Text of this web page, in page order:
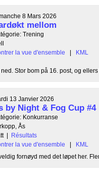
8 Mars 2026
mellom
Trening
la vue d'ensemble
| KML
Stor bom på 16. post, og ellers
13 Janvier 2026
by Night & Fog Cup #4
Konkurranse
Ås
| Résultats
la vue d'ensemble
|
KML
fornøyd med det løpet her.